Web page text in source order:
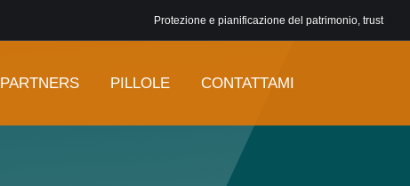
Protezione e pianificazione del patrimonio, trust
PARTNERS PILLOLE CONTATTAMI